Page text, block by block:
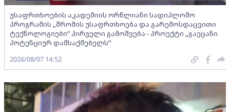
უსაფრთხოების აკადემიის ორწლიანი სადიპლომო
პროგრამის „შრომის უსაფრთხოება და გარემოსდაცვითი
ტექნოლოგიები“ პირველი გამოშვება - პროექტი „გაეცანი
პოტენციურ დამსაქმებელს“
2026/08/07 14:52